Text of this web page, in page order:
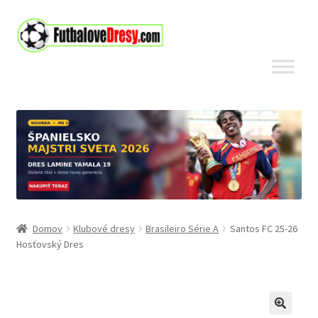
Preskočiť
na
Preskočiť
na
Domov Klubové dresy Brasileiro Série A
Santos FC 25-26
Hosťovský Dres